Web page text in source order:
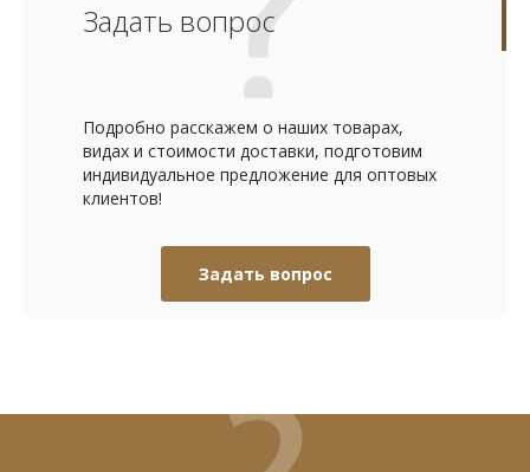
Задать вопрос
Подробно расскажем о наших товарах,
видах и стоимости доставки, подготовим
индивидуальное предложение для оптовых
клиентов!
Задать вопрос